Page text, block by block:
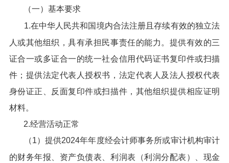
（一）基本要求
1.在中华人民共和国境内合法注册且存续有效的独立法
人或其他组织，具有承担民事责任的能力。提供有效的三
证合一或多证合一的统一社会信用代码证书复印件或扫描
件；提供法定代表人授权书，法定代表人及法人授权代表
身份证正、反面复印件或扫描件，其他组织提供相应证明
材料。
2.经营活动正常
（1）提供2024年年度经会计师事务所或审计机构审计
的财务年报、资产负债表、利润表（利润分配表）、现金